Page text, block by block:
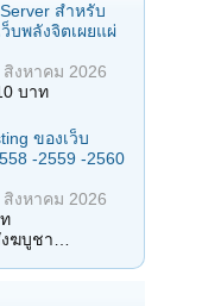
สำหรับ
บพลังจิตเผยแผ่
สิงหาคม 2026
บาท
ของเว็บ
-2559 -2560
สิงหาคม 2026
ฆบูชา…